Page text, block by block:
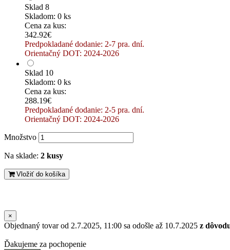
Sklad 8
Skladom: 0 ks
Cena za kus:
342.92€
Predpokladané dodanie: 2-7 pra. dní.
Orientačný DOT: 2024-2026
Sklad 10
Skladom: 0 ks
Cena za kus:
288.19€
Predpokladané dodanie: 2-5 pra. dní.
Orientačný DOT: 2024-2026
Množstvo
Na sklade: 2 kusy
Vložiť do košíka
×
Objednaný tovar od 2.7.2025, 11:00 sa odošle až 10.7.2025 z
Ďakujeme za pochopenie